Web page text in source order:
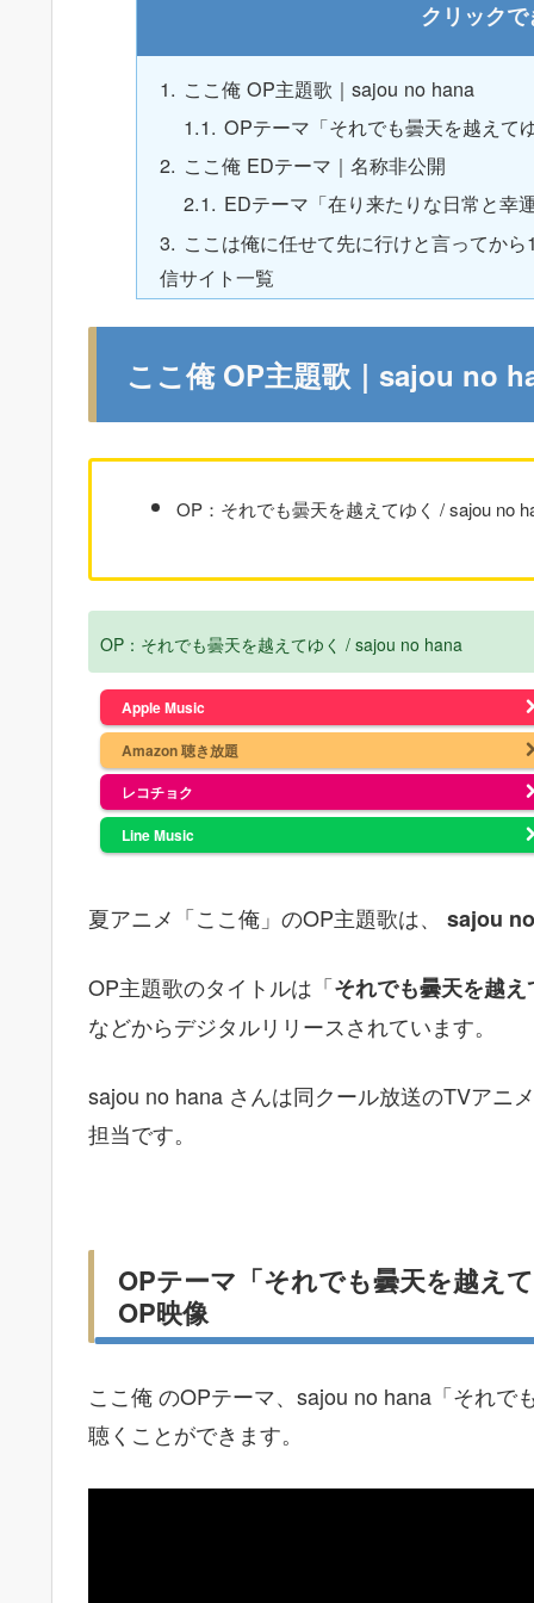
ここ俺 OP主題歌｜sajou no hana
OPテーマ「それでも曇天を越えて
ここ俺 EDテーマ｜名称非公開
EDテーマ「在り来たりな日常と幸
ここは俺に任せて先に行けと言ってか
信サイト一覧
ここ俺 OP主題歌｜sajou no
OP：それでも曇天を越えてゆく / sajou no
OP：それでも曇天を越えてゆく / sajou no hana
Apple Music
Amazon 聴き放題
レコチョク
Line Music
夏アニメ「ここ俺」のOP主題歌は、 sajou
OP主題歌のタイトルは「それでも曇天を越え
などからデジタルリリースされています。
sajou no hana さんは同クール放送のTVアニ
担当です。
OPテーマ「それでも曇天を越え
OP映像
ここ俺 のOPテーマ、sajou no hana「それ
聴くことができます。